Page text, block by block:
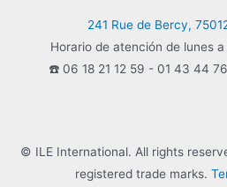
241 Rue de Bercy,
Horario de atención de lunes
☎️ 06 18 21 12 59 - 01 43 44
© ILE International. All rights
registered trade marks.